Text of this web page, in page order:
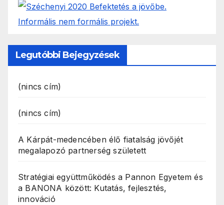
Legutóbbi Bejegyzések
(nincs cím)
(nincs cím)
A Kárpát-medencében élő fiatalság jövőjét
megalapozó partnerség született
Stratégiai együttműködés a Pannon Egyetem és
a BANONA között: Kutatás, fejlesztés,
innováció